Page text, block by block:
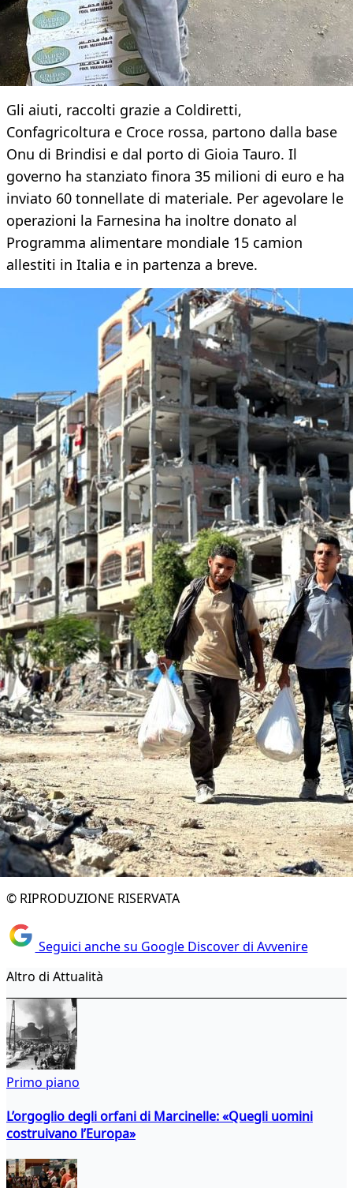
Gli aiuti, raccolti grazie a Coldiretti,
Confagricoltura e Croce rossa, partono dalla base
Onu di Brindisi e dal porto di Gioia Tauro. Il
governo ha stanziato finora 35 milioni di euro e ha
inviato 60 tonnellate di materiale. Per agevolare le
operazioni la Farnesina ha inoltre donato al
Programma alimentare mondiale 15 camion
allestiti in Italia e in partenza a breve.
© RIPRODUZIONE RISERVATA
Seguici anche su Google Discover di Avvenire
Altro di Attualità
Primo piano
L’orgoglio degli orfani di Marcinelle: «Quegli uomini
costruivano l’Europa»